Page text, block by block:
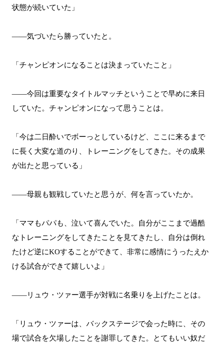
状態が続いていた」
――気づいたら勝っていたと。
「チャンピオンになることは決まっていたこと」
――今回は重要なタイトルマッチということで早めに来日
していた。チャンピオンになって思うことは。
「今は二日酔いでボーっとしているけど、ここに来るまで
に長く大変な道のり、トレーニングをしてきた。その成果
が出たと思っている」
――母親も観戦していたと思うが、何を言っていたか。
「ママもパパも、泣いて喜んでいた。自分がここまで過酷
なトレーニングをしてきたことを見てきたし、自分は倒れ
たけど逆にKOすることができて、非常に感情にうったえか
ける試合ができて嬉しいよ」
――リュウ・ツァー選手が対戦に名乗りを上げたことは。
「リュウ・ツァーは、バックステージで会った時に、その
場で試合を欠場したことを謝罪してきた。とてもいい奴だ